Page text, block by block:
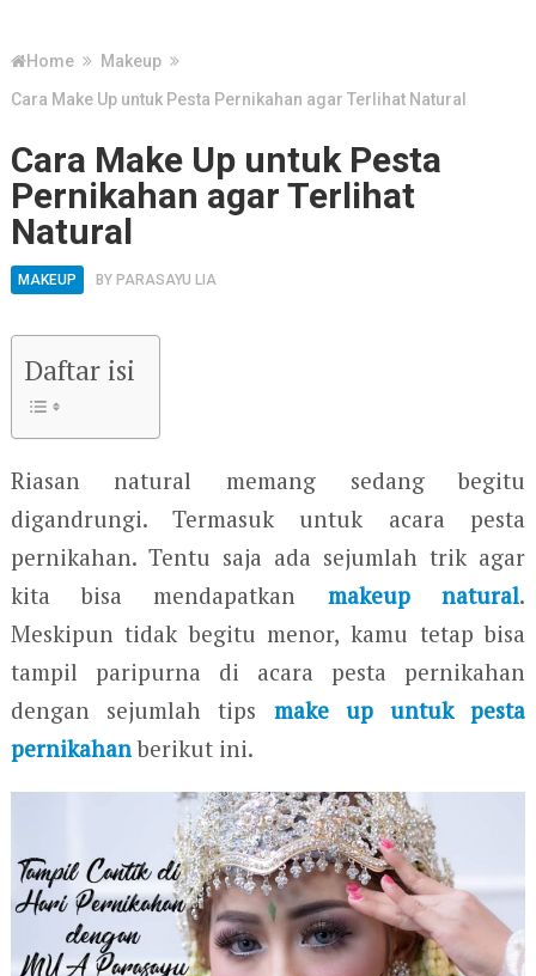
Home
Makeup
Cara Make Up untuk Pesta Pernikahan agar Terlihat Natural
Cara Make Up untuk Pesta
Pernikahan agar Terlihat
Natural
MAKEUP BY PARASAYU LIA
Daftar isi
Riasan natural memang sedang begitu
digandrungi. Termasuk untuk acara pesta
pernikahan. Tentu saja ada sejumlah trik agar
kita bisa mendapatkan makeup natural.
Meskipun tidak begitu menor, kamu tetap bisa
tampil paripurna di acara pesta pernikahan
dengan sejumlah tips make up untuk pesta
pernikahanberikut ini.